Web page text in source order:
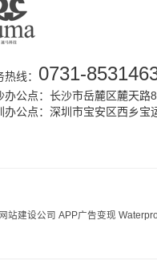
热线： 0731-
办公点：长沙市岳麓区麓天路
办公点：深圳市宝安区西乡宝
站建设公司 APP广告变现